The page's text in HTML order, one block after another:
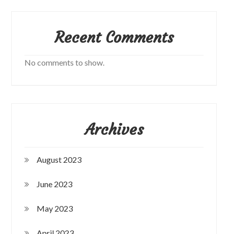
Recent Comments
No comments to show.
Archives
August 2023
June 2023
May 2023